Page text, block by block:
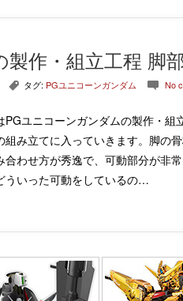
製作・組立工程 脚
, タグ: PGユニコーンガンダム c No
PGユニコーンガンダムの製作・
組み立てに入っていきます。脚の
合わせ方が秀逸で、可動部分が非
ういった可動をしているの…